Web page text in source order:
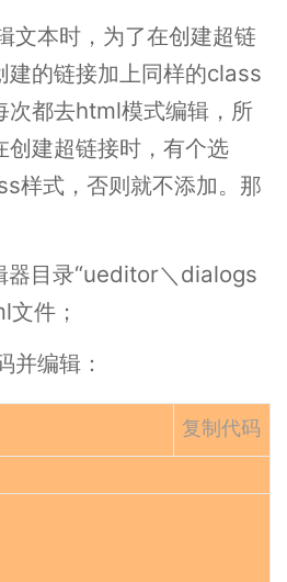
文本时，为了在创建超链
建的链接加上同样的class
次都去html模式编辑，所
创建超链接时，有个选
样式，否则就不添加。那
器目录“ueditor＼dialogs
件；
并编辑：
复制代码